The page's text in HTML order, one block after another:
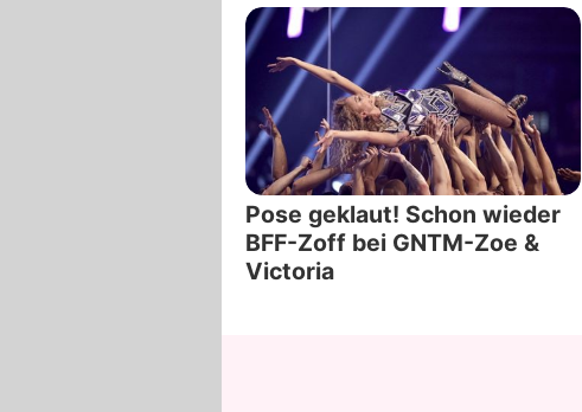
Pose geklaut! Schon wieder
BFF-Zoff bei GNTM-Zoe &
Victoria